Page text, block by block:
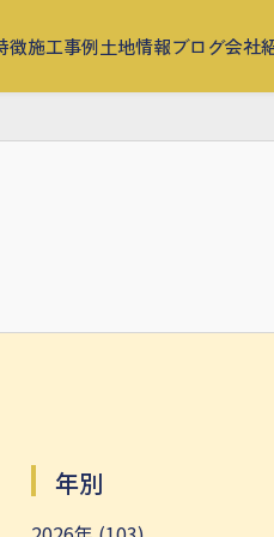
徴施工事例土地情報ブログ会社
年別